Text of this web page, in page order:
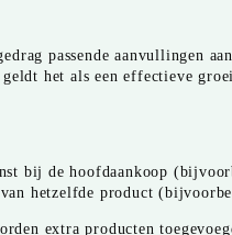
passende
het als een effectieve
bij de hoofdaankoop
hetzelfde product
extra producten